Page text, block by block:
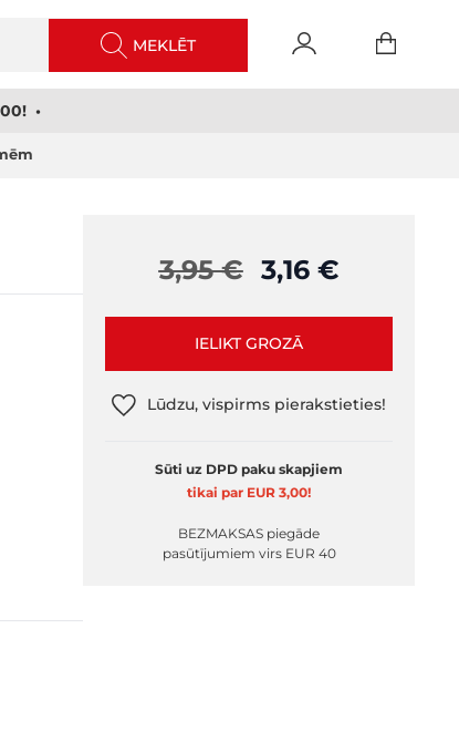
MEKLĒT
•
3,95 € 3,16 €
IELIKT GROZĀ
Lūdzu, vispirms pierakstieties!
Sūti uz DPD paku skapjiem
tikai par EUR 3,00!
BEZMAKSAS piegāde
pasūtījumiem virs EUR 40